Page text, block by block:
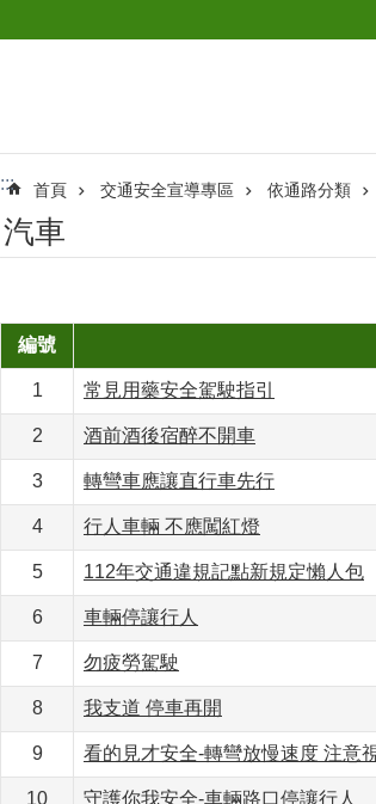
::: 首頁 交通安全宣導專區 依通路分類
汽車
編號
1 常見用藥安全駕駛指引
2 酒前酒後宿醉不開車
3 轉彎車應讓直行車先行
4 行人車輛 不應闖紅燈
5 112年交通違規記點新規定懶人包
6 車輛停讓行人
7 勿疲勞駕駛
8 我支道 停車再開
9 看的見才安全-轉彎放慢速度 注意
10 守護你我安全-車輛路口停讓行人